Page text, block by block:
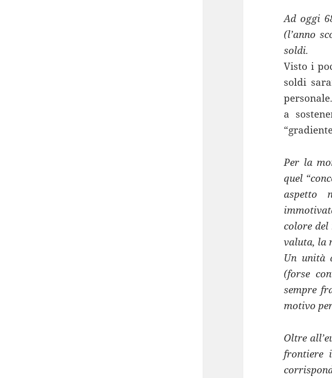
Ad oggi
(l’anno
soldi.
Visto i
soldi
a
Per la
quel
aspetto
colore
valuta, la
Un unità
(forse
sempre
motivo
Oltre
frontiere